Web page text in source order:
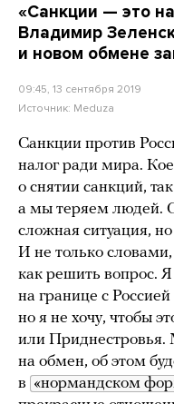
«Санкции — это
Владимир
и новом обмене
09:45, 13 сентября 2019
Источник: Meduza
Санкции против
налог ради мира.
о снятии санкций,
а мы теряем людей.
сложная ситуация,
И не только словами,
как решить вопрос.
на границе с
но я не хочу, чтобы
или Приднестровья.
на обмен, об этом
в «нормандском